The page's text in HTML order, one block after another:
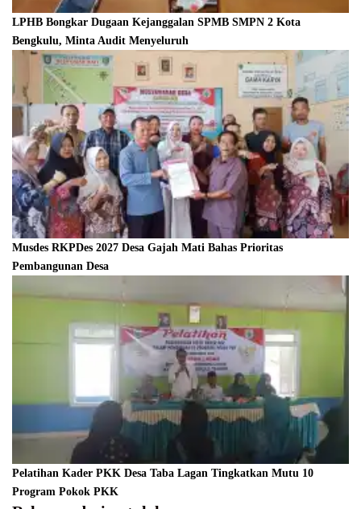
LPHB Bongkar Dugaan Kejanggalan SPMB SMPN 2 Kota
Bengkulu, Minta Audit Menyeluruh
Musdes RKPDes 2027 Desa Gajah Mati Bahas Prioritas
Pembangunan Desa
Pelatihan Kader PKK Desa Taba Lagan Tingkatkan Mutu 10
Program Pokok PKK